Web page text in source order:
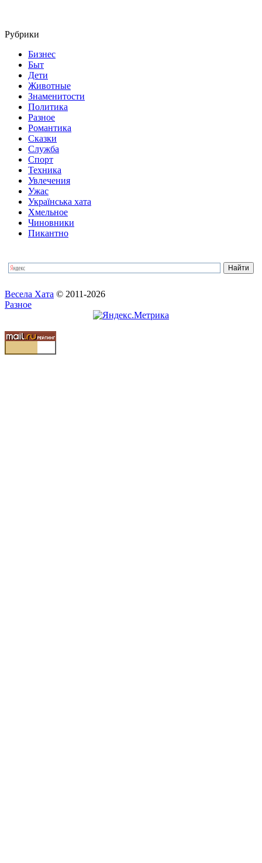
Рубрики
Бизнес
Быт
Дети
Животные
Знаменитости
Политика
Разное
Романтика
Сказки
Служба
Спорт
Техника
Увлечения
Ужас
Українська хата
Хмельное
Чиновники
Пикантно
Весела Хата © 2011-2026
Разное